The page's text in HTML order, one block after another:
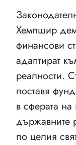
Хемпшир
финансови
адаптират
реалности.
поставя
в сферата
по целия